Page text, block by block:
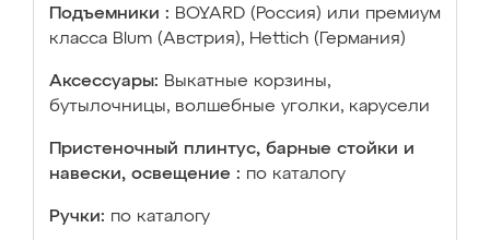
Подъемники : BOYARD (Россия) или премиум
класса Blum (Австрия), Hettich (Германия)
Аксессуары: Выкатные корзины,
бутылочницы, волшебные уголки, карусели
Пристеночный плинтус, барные стойки и
навески, освещение : по каталогу
Ручки: по каталогу